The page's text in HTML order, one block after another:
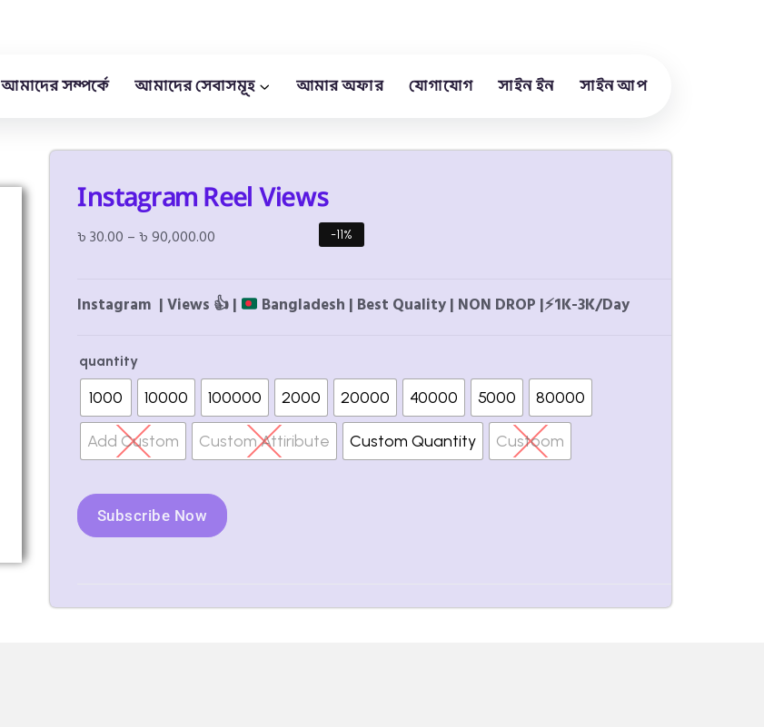
আমাদের সম্পর্কে আমাদের সেবাসমূহ আমার অফার যোগাযোগ সাইন ইন সাইন আপ
Instagram Reel Views
৳30.00 –৳90,000.00 -11%
Instagram | Views 👍| Bangladesh | Best Quality | NON DROP |⚡1K-3K/Day
quantity
1000 10000 100000 2000 20000 40000 5000 80000
Add Custom Custom Attiribute Custom Quantity Custoom
Subscribe Now